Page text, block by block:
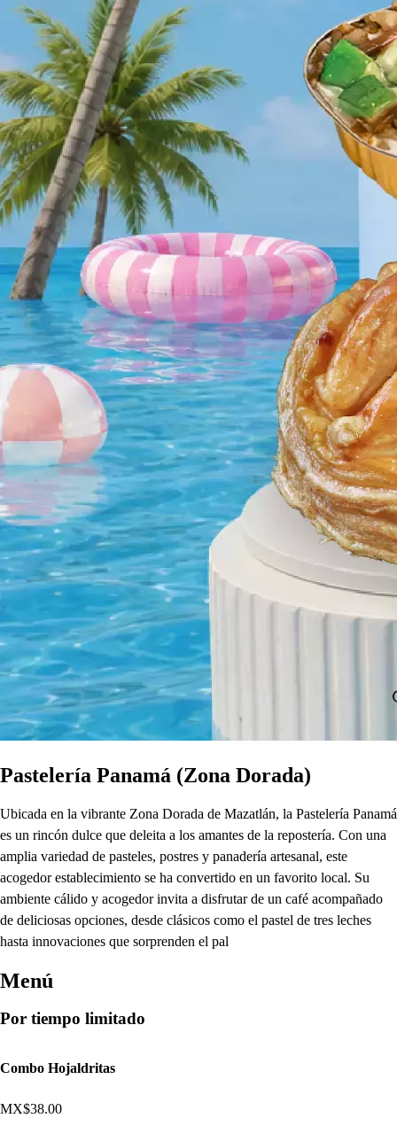
Pastelería Panamá (Zona Dorada)
Ubicada en la vibrante Zona Dorada de Mazatlán, la Pastelería Panamá
es un rincón dulce que deleita a los amantes de la repostería. Con una
amplia variedad de pasteles, postres y panadería artesanal, este
acogedor establecimiento se ha convertido en un favorito local. Su
ambiente cálido y acogedor invita a disfrutar de un café acompañado
de deliciosas opciones, desde clásicos como el pastel de tres leches
hasta innovaciones que sorprenden el pal
Menú
Por tiempo limitado
Combo Hojaldritas
MX$38.00